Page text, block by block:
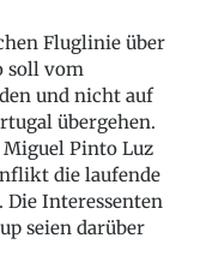
Fluglinie über
soll vom
und nicht auf
übergehen.
Pinto Luz
die laufende
Interessenten
seien darüber